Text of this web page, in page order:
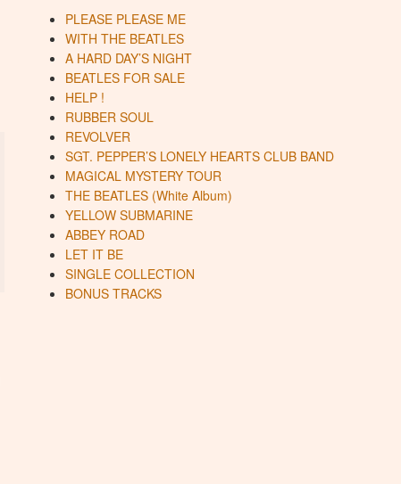
PLEASE PLEASE ME
WITH THE BEATLES
A HARD DAY’S NIGHT
BEATLES FOR SALE
HELP !
RUBBER SOUL
REVOLVER
SGT. PEPPER’S LONELY HEARTS CLUB BAND
MAGICAL MYSTERY TOUR
THE BEATLES (White Album)
YELLOW SUBMARINE
ABBEY ROAD
LET IT BE
SINGLE COLLECTION
BONUS TRACKS